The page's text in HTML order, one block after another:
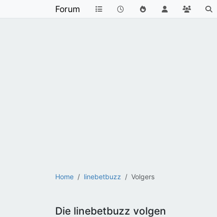
Forum
Home linebetbuzz Volgers
Die linebetbuzz volgen